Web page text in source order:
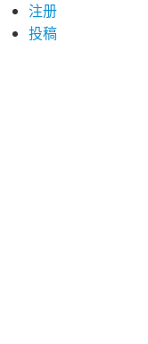
注册
投稿